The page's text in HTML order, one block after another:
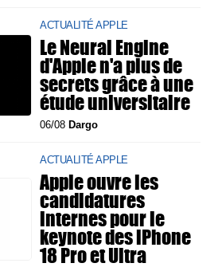
ACTUALITÉ APPLE
Le Neural Engine
d'Apple n'a plus de
secrets grâce à une
étude universitaire
06/08 Dargo
ACTUALITÉ APPLE
Apple ouvre les
candidatures
internes pour le
keynote des iPhone
18 Pro et Ultra